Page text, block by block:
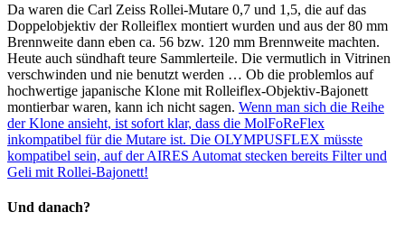
Da waren die Carl Zeiss Rollei-Mutare 0,7 und 1,5, die auf das
Doppelobjektiv der Rolleiflex montiert wurden und aus der 80 mm
Brennweite dann eben ca. 56 bzw. 120 mm Brennweite machten.
Heute auch sündhaft teure Sammlerteile. Die vermutlich in Vitrinen
verschwinden und nie benutzt werden … Ob die problemlos auf
hochwertige japanische Klone mit Rolleiflex-Objektiv-Bajonett
montierbar waren, kann ich nicht sagen. Wenn man sich die Reihe
der Klone ansieht, ist sofort klar, dass die MolFoReFlex
inkompatibel für die Mutare ist. Die OLYMPUSFLEX müsste
kompatibel sein, auf der AIRES Automat stecken bereits Filter und
Geli mit Rollei-Bajonett!
Und danach?